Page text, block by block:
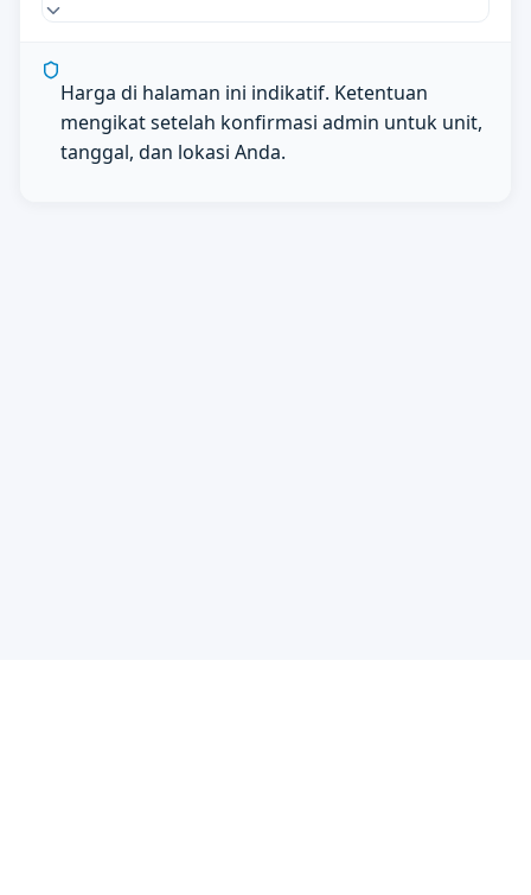
Harga di halaman ini indikatif. Ketentuan
mengikat setelah konfirmasi admin untuk unit,
tanggal, dan lokasi Anda.